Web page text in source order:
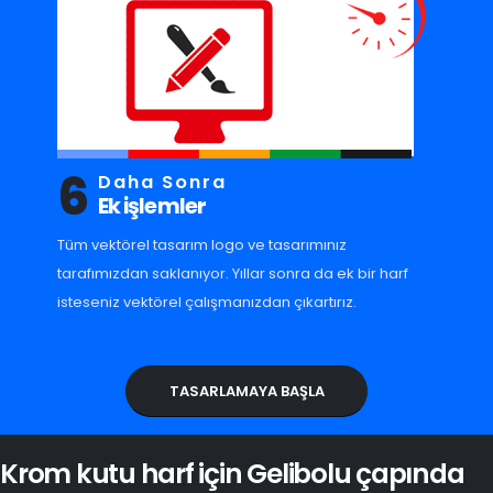
6 Daha Sonra
Ek işlemler
Tüm vektörel tasarım logo ve tasarımınız
tarafımızdan saklanıyor. Yıllar sonra da ek bir harf
isteseniz vektörel çalışmanızdan çıkartırız.
TASARLAMAYA BAŞLA
Krom kutu harf için Gelibolu çapında